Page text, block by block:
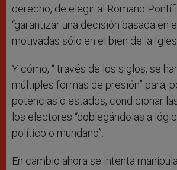
derecho, de elegir al Romano
“garantizar una decisión basada en
motivadas sólo en el bien de la
Y cómo, “ través de los siglos, se
múltiples formas de presión” para,
potencias o estados, condicionar
los electores “doblegándolas a
político o mundano”.
En cambio ahora se intenta